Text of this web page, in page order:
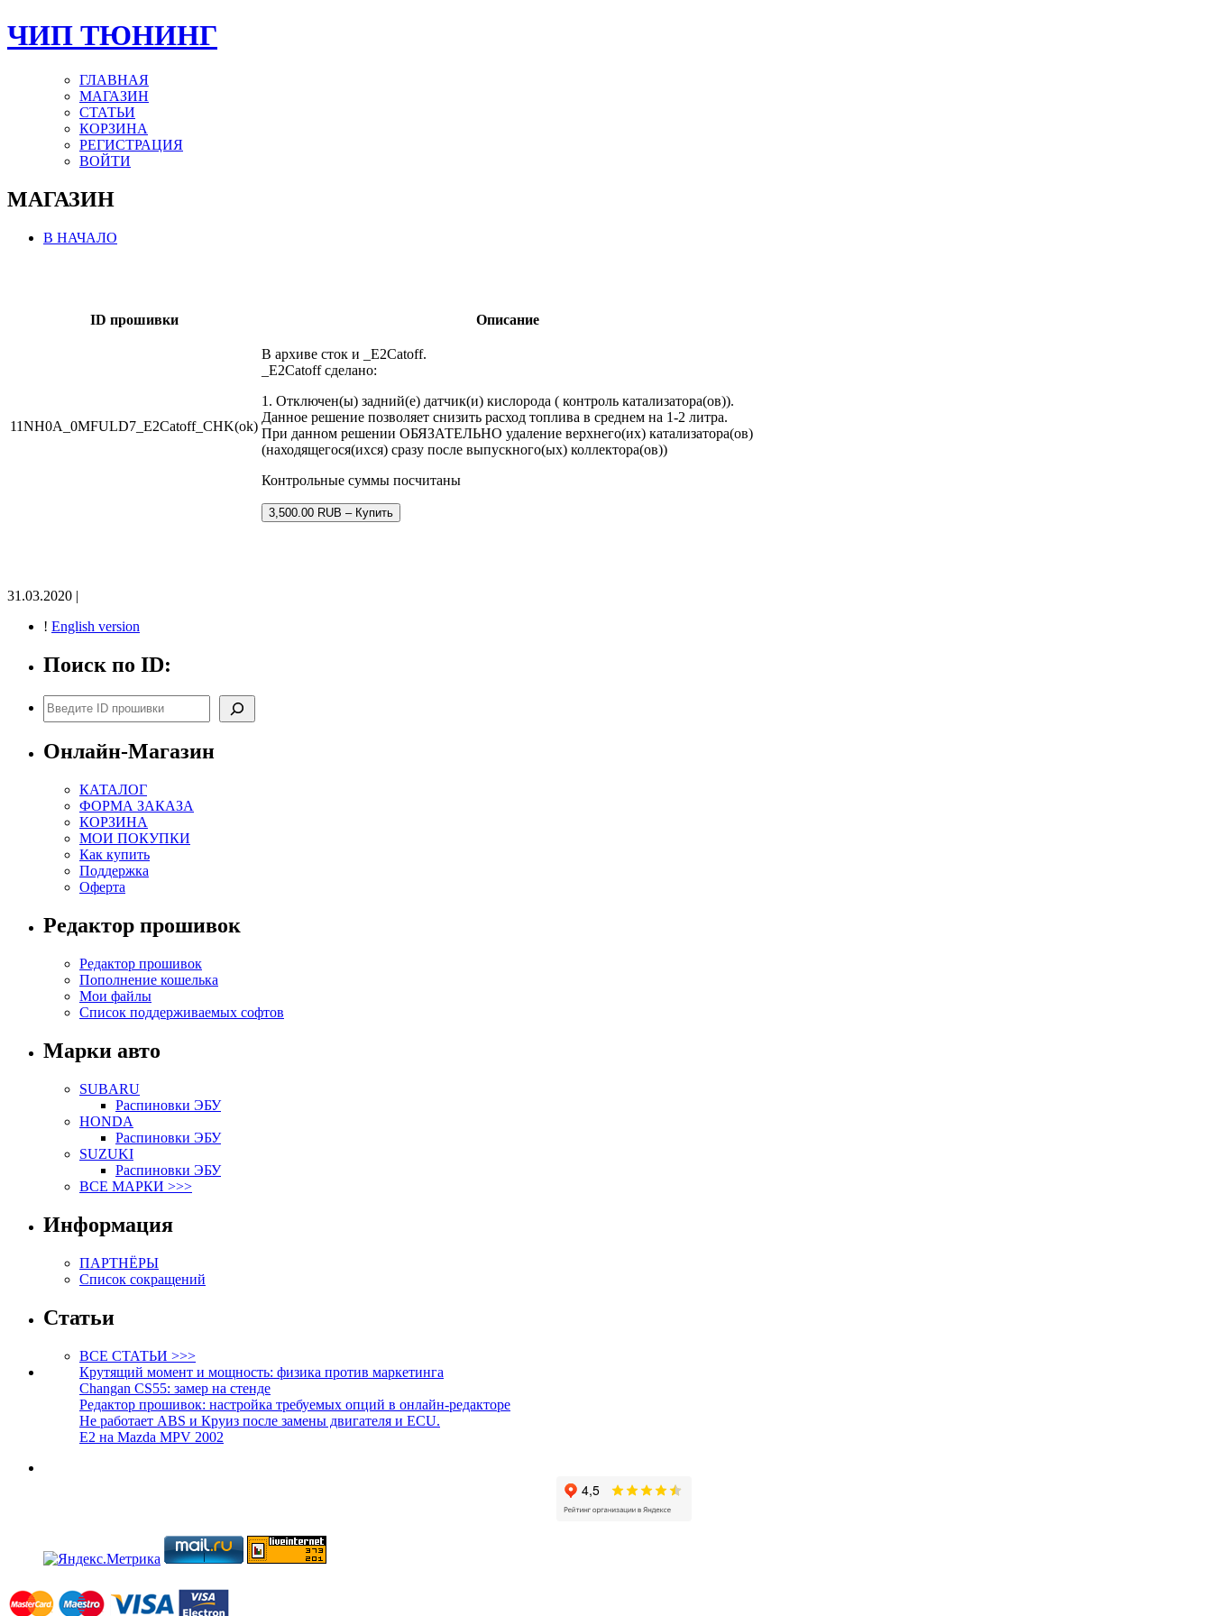
ЧИП ТЮНИНГ
ГЛАВНАЯ
МАГАЗИН
СТАТЬИ
КОРЗИНА
РЕГИСТРАЦИЯ
ВОЙТИ
МАГАЗИН
В НАЧАЛО
ID прошивки Описание
11NH0A_0MFULD7_E2Catoff_CHK(ok)
В архиве сток и _E2Catoff.
_E2Catoff сделано:
1. Отключен(ы) задний(е) датчик(и) кислорода ( контроль катализатора(ов)).
Данное решение позволяет снизить расход топлива в среднем на 1-2 литра.
При данном решении ОБЯЗАТЕЛЬНО удаление верхнего(их) катализатора(ов)
(находящегося(ихся) сразу после выпускного(ых) коллектора(ов))
Контрольные суммы посчитаны
3,500.00 RUB – Купить
31.03.2020 |
! English version
Поиск по ID:
Поиск
Онлайн-Магазин
КАТАЛОГ
ФОРМА ЗАКАЗА
КОРЗИНА
МОИ ПОКУПКИ
Как купить
Поддержка
Оферта
Редактор прошивок
Редактор прошивок
Пополнение кошелька
Мои файлы
Список поддерживаемых софтов
Марки авто
SUBARU
Распиновки ЭБУ
HONDA
Распиновки ЭБУ
SUZUKI
Распиновки ЭБУ
ВСЕ МАРКИ >>>
Информация
ПАРТНЁРЫ
Список сокращений
Статьи
ВСЕ СТАТЬИ >>>
Крутящий момент и мощность: физика против маркетинга
Changan CS55: замер на стенде
Редактор прошивок: настройка требуемых опций в онлайн-редакторе
Не работает ABS и Круиз после замены двигателя и ECU.
E2 на Mazda MPV 2002